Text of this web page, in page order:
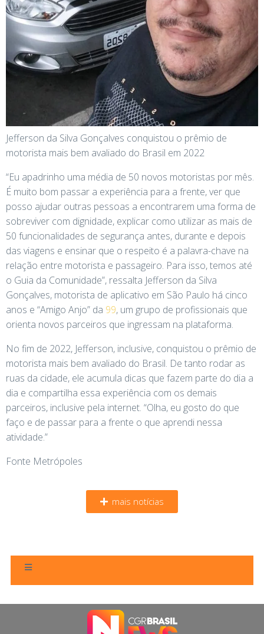
Jefferson da Silva Gonçalves conquistou o prêmio de
motorista mais bem avaliado do Brasil em 2022
“Eu apadrinho uma média de 50 novos motoristas por mês.
É muito bom passar a experiência para a frente, ver que
posso ajudar outras pessoas a encontrarem uma forma de
sobreviver com dignidade, explicar como utilizar as mais de
50 funcionalidades de segurança antes, durante e depois
das viagens e ensinar que o respeito é a palavra-chave na
relação entre motorista e passageiro. Para isso, temos até
o Guia da Comunidade”, ressalta Jefferson da Silva
Gonçalves, motorista de aplicativo em São Paulo há cinco
anos e “Amigo Anjo” da 99, um grupo de profissionais que
orienta novos parceiros que ingressam na plataforma.
No fim de 2022, Jefferson, inclusive, conquistou o prêmio de
motorista mais bem avaliado do Brasil. De tanto rodar as
ruas da cidade, ele acumula dicas que fazem parte do dia a
dia e compartilha essa experiência com os demais
parceiros, inclusive pela internet. “Olha, eu gosto do que
faço e de passar para a frente o que aprendi nessa
atividade.”
Fonte Metrópoles
mais notícias